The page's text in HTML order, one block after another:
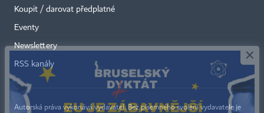
Koupit / darovat předplatné
Eventy
Newslettery
RSS kanály
Autorská práva vykonává vydavatel. Bez písemného svolení vydavatele je